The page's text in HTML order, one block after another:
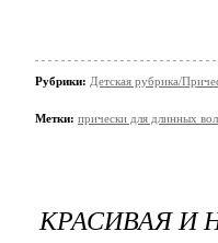
Рубрики: Детская рубрика/
Метки: прически для длинных
КРАСИВАЯ И